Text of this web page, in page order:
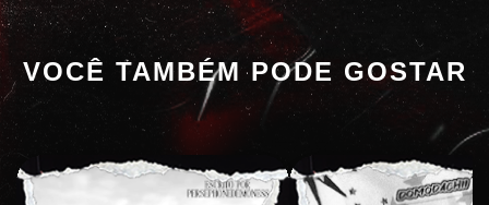
VOCÊ TAMBÉM PODE GOSTAR